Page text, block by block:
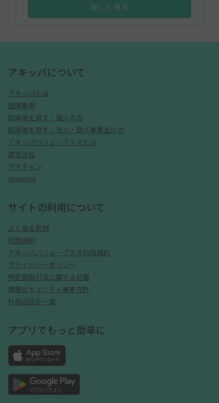
詳しく見る
アキッパについて
アキッパとは
提携事例
駐車場を貸す：個人の方
駐車場を貸す：法人・個人事業主の方
アキッパバリュープラスとは
運営会社
アキチャン
akipedia
サイトの利用について
よくある質問
利用規約
アキッパバリュープラス利用規約
プライバシーポリシー
特定商取引法に関する記載
情報セキュリティ基本方針
外部送信先一覧
アプリでもっと簡単に